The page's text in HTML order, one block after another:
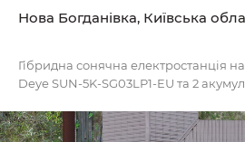
Нова Богданівка, Київська
Гібридна сонячна електростанція на
Deye SUN-5K-SG03LP1-EU та 2